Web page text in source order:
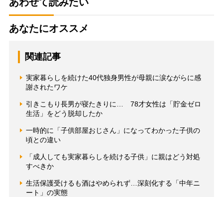
あなたにオススメ
関連記事
実家暮らしを続けた40代独身男性が母親に涙ながらに感
謝されたワケ
引きこもり長男が寝たきりに… 78才女性は「貯金ゼロ
生活」をどう脱却したか
一時的に「子供部屋おじさん」になってわかった子供の
頃との違い
「成人しても実家暮らしを続ける子供」に親はどう対処
すべきか
生活保護受けるも酒はやめられず…深刻化する「中年ニ
ート」の実態